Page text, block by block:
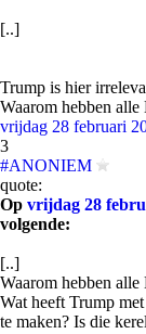
[..]
Trump is hier
Waarom hebben
vrijdag 28 februari
3
#ANONIEM
quote:
Op vrijdag 28
volgende:
[..]
Waarom hebben
Wat heeft Trump
te maken? Is die